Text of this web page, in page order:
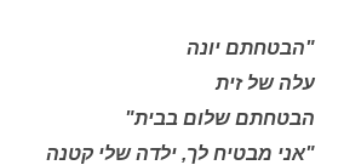
"הבטחתם יונה
עלה של זית
הבטחתם שלום בבית"
"אני מבטיח לך, ילדה שלי קטנה